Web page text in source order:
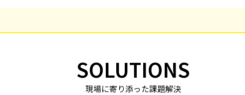
SOLUTIONS
現場に寄り添った課題解決